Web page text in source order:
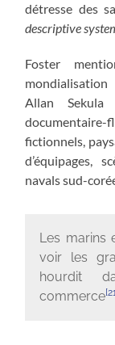
détresse des
descriptive
Foster
mondialisation
Allan Sekula
documentaire-
fictionnels,
d’équipages,
navals sud-
Les marins
voir les
hourdit
commerce